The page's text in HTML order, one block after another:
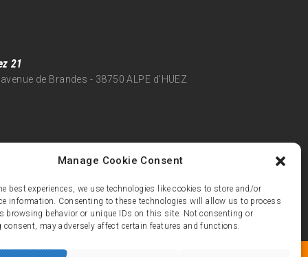
Manage Cookie Consent
best experiences, we use technologies like cookies to store and/or
information. Consenting to these technologies will allow us to process
browsing behavior or unique IDs on this site. Not consenting or
may adversely affect certain features and functions.
21
de Brandes - 38750 ALPE d'HUEZ